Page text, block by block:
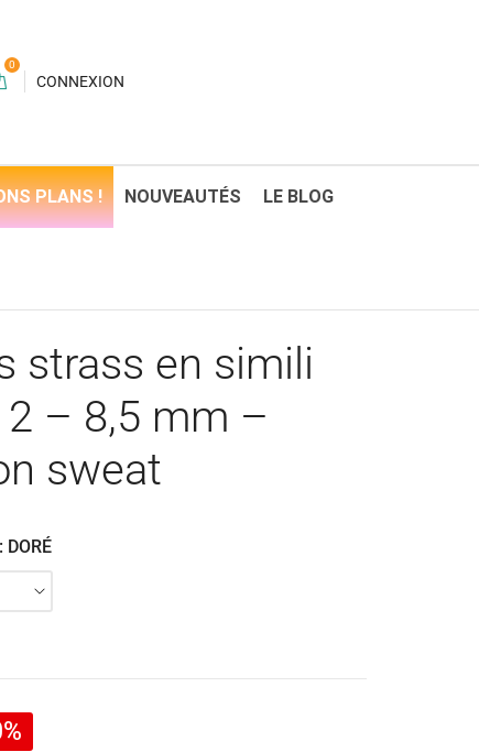
0
CONNEXION
PLANS ! NOUVEAUTÉS LE BLOG
strass en simili
– 8,5 mm –
sweat
DORÉ